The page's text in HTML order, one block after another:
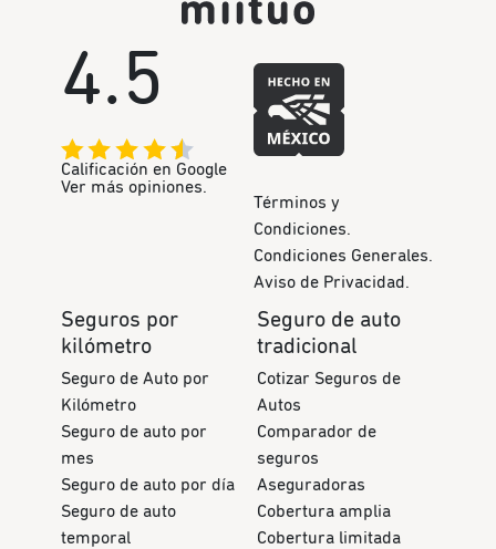
4.5
Calificación en Google
Ver más opiniones.
Términos y
Condiciones.
Condiciones Generales.
Aviso de Privacidad.
Seguros por
kilómetro
Seguro de Auto por
Kilómetro
Seguro de auto por
mes
Seguro de auto por día
Seguro de auto
temporal
Seguro de auto
tradicional
Cotizar Seguros de
Autos
Comparador de
seguros
Aseguradoras
Cobertura amplia
Cobertura limitada